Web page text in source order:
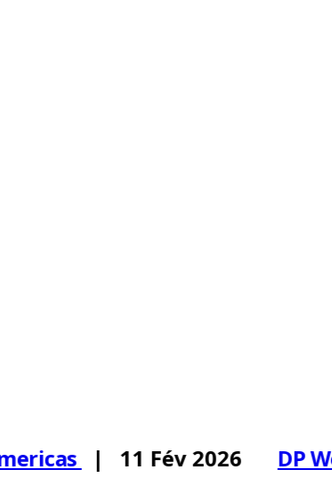
| 11 Fév 2026 DP